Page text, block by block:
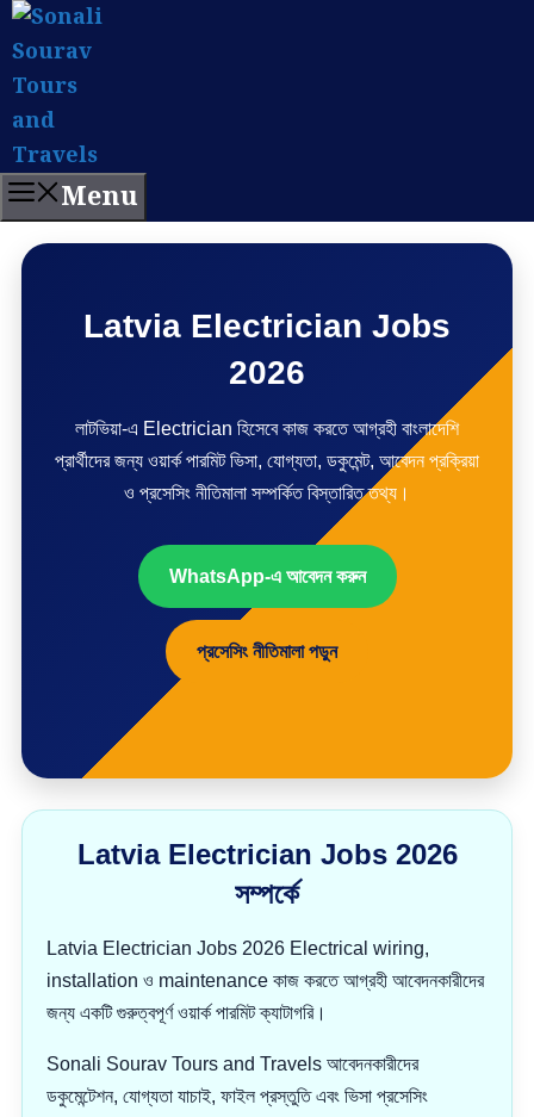
Skip
content
Menu
Latvia Electrician Jobs
2026
লাটভিয়া-এ Electrician হিসেবে কাজ করতে আগ্রহী বাংলাদেশি
প্রার্থীদের জন্য ওয়ার্ক পারমিট ভিসা, যোগ্যতা, ডকুমেন্ট, আবেদন প্রক্রিয়া
ও প্রসেসিং নীতিমালা সম্পর্কিত বিস্তারিত তথ্য।
WhatsApp-এ আবেদন করুন
প্রসেসিং নীতিমালা পড়ুন
Latvia Electrician Jobs 2026
সম্পর্কে
Latvia Electrician Jobs 2026 Electrical wiring,
installation ও maintenance কাজ করতে আগ্রহী আবেদনকারীদের
জন্য একটি গুরুত্বপূর্ণ ওয়ার্ক পারমিট ক্যাটাগরি।
Sonali Sourav Tours and Travels আবেদনকারীদের
ডকুমেন্টেশন, যোগ্যতা যাচাই, ফাইল প্রস্তুতি এবং ভিসা প্রসেসিং